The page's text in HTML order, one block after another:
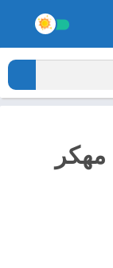
تحميل تطبيق Glympse مهكر